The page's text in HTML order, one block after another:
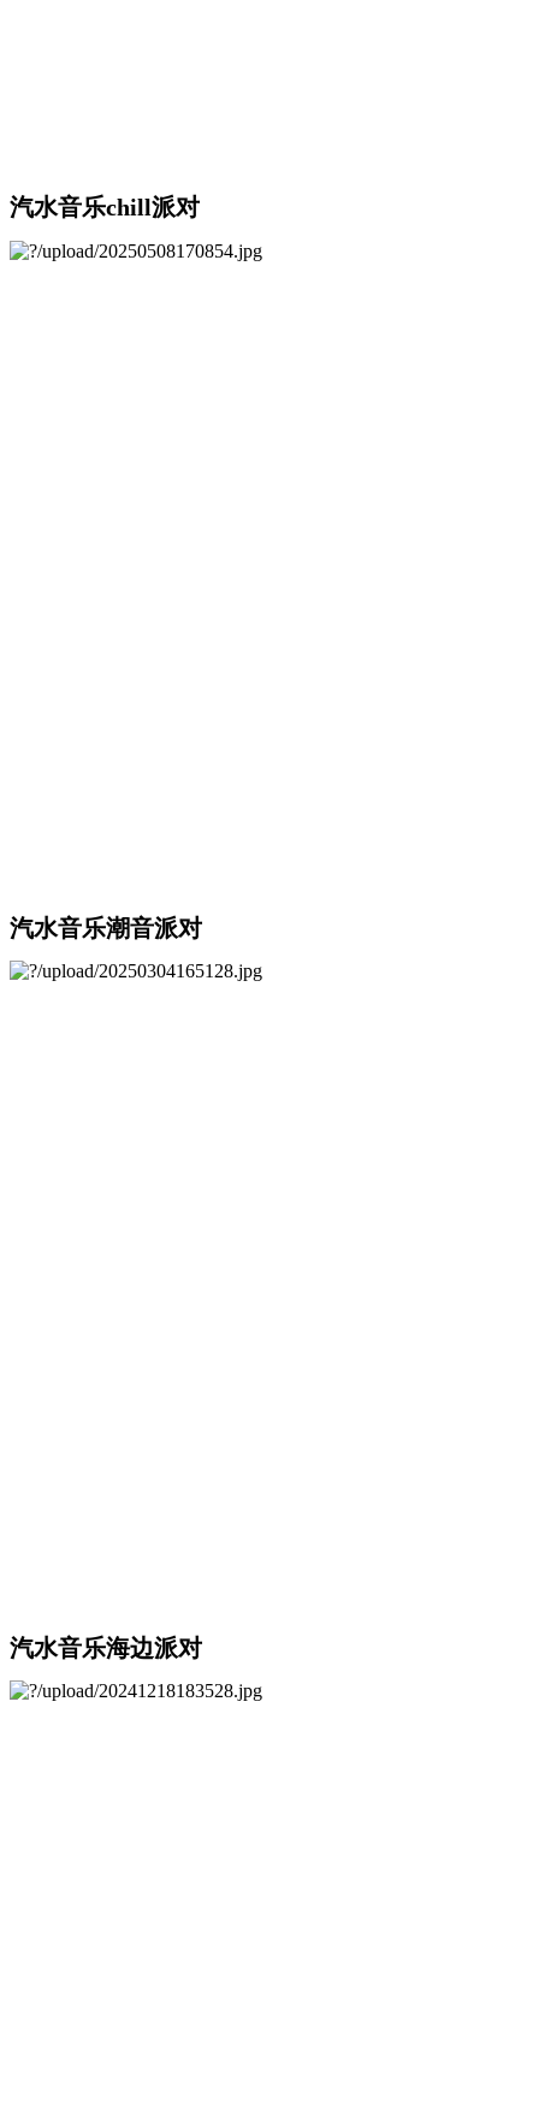
汽水音乐chill派对
汽水音乐潮音派对
汽水音乐海边派对